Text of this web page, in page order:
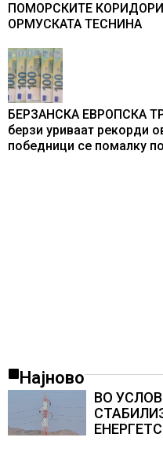
ПОМОРСКИТЕ
ОРМУСКАТА ТЕСНИНА
БЕРЗАНСКА ЕВРОПСКА
берзи уриваат рекорди
победници се помалку
Најново
ВО